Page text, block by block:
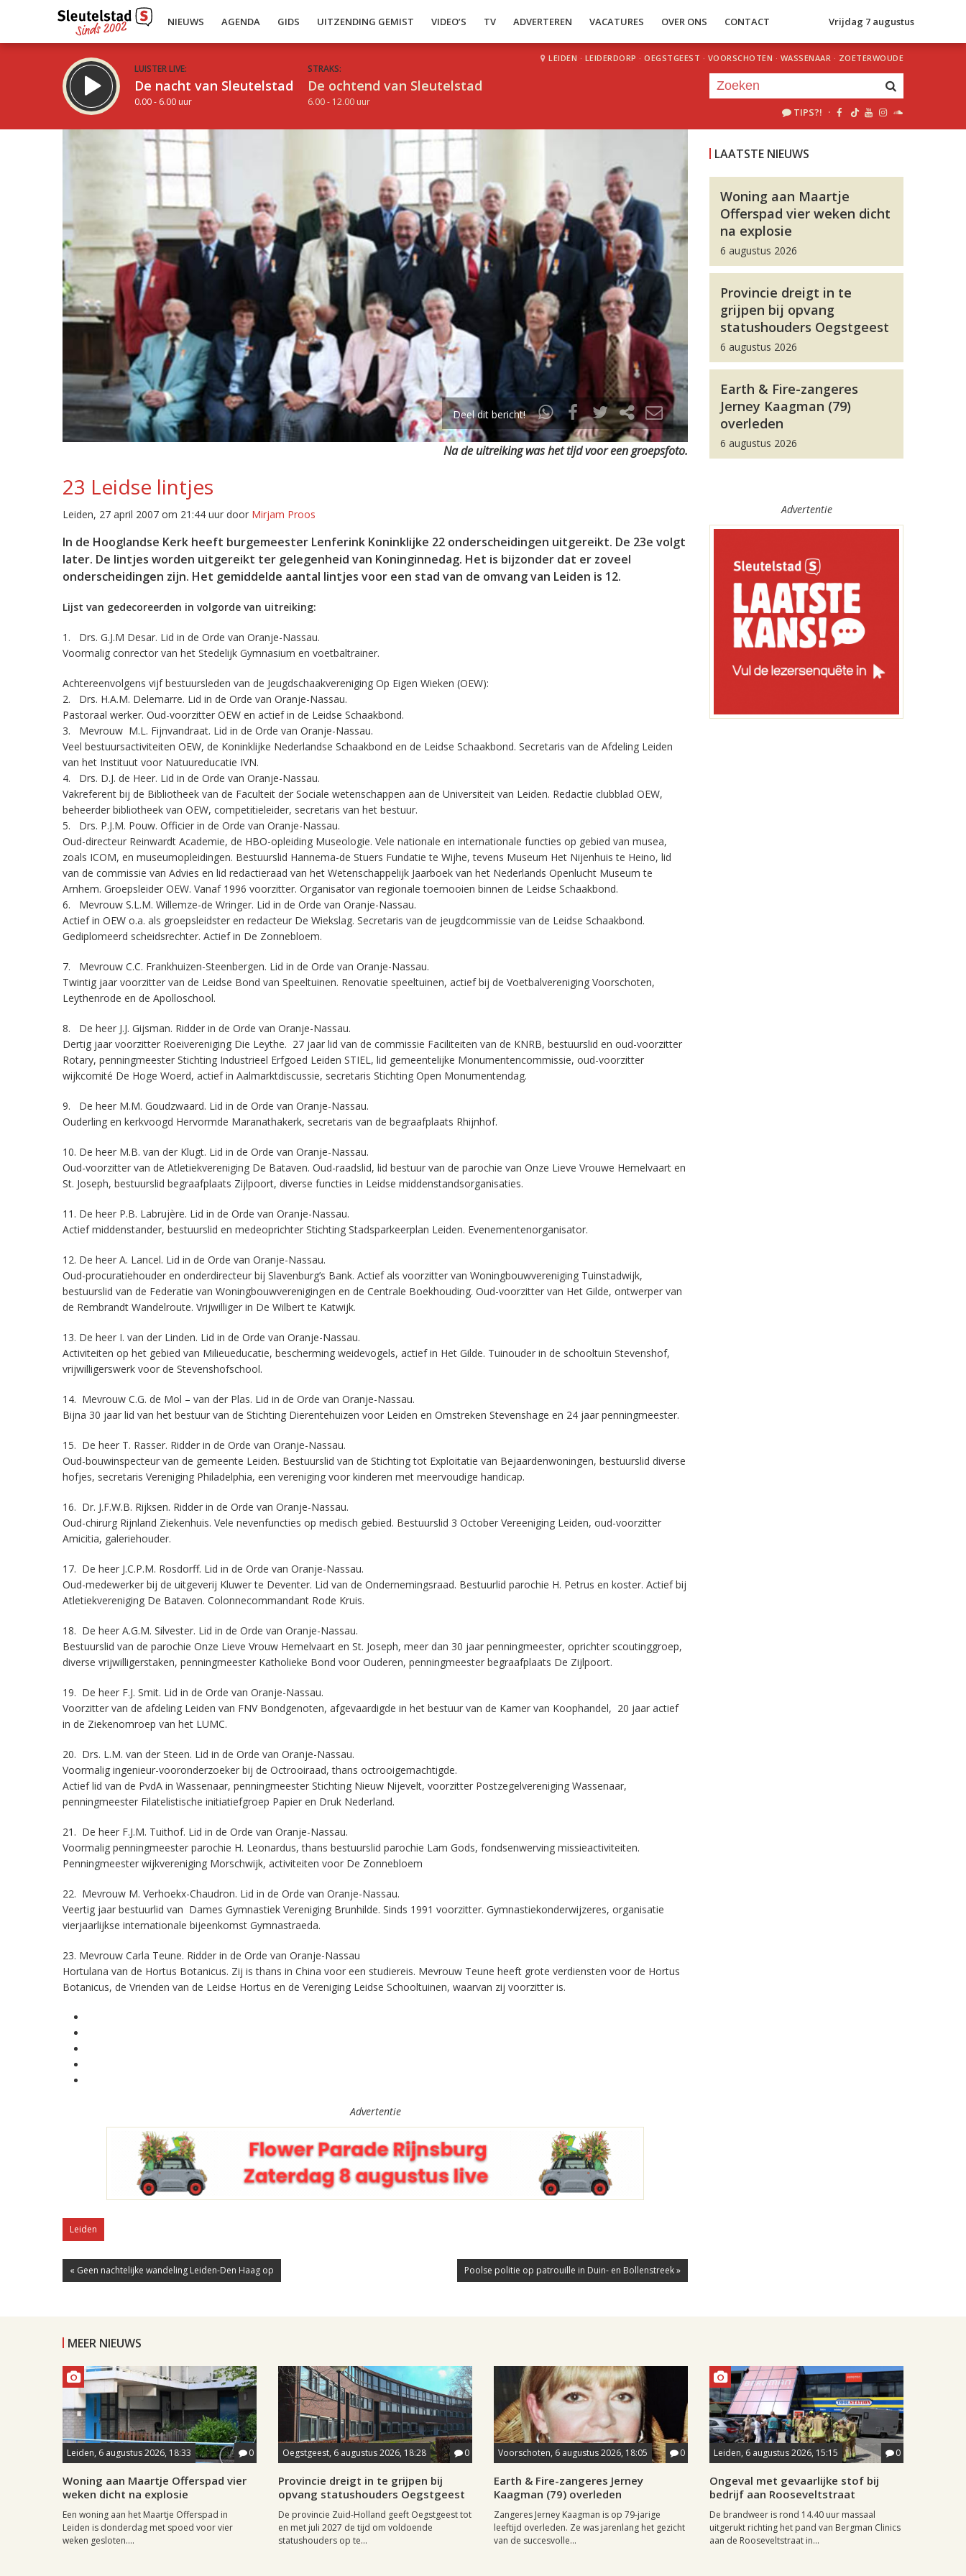
NIEUWS AGENDA GIDS UITZENDING GEMIST VIDEO’S TV ADVERTEREN VACATURES OVER ONS CONTACT Vrijdag 7 augustus
LUISTER LIVE:
De nacht van Sleutelstad
0.00 - 6.00 uur
STRAKS:
De ochtend van Sleutelstad
6.00 - 12.00 uur
LEIDEN · LEIDERDORP · OEGSTGEEST · VOORSCHOTEN · WASSENAAR · ZOETERWOUDE
TIPS?! ·
Deel dit bericht!
Na de uitreiking was het tijd voor een groepsfoto.
23 Leidse lintjes
Leiden, 27 april 2007 om 21:44 uur door Mirjam Proos
In de Hooglandse Kerk heeft burgemeester Lenferink Koninklijke 22 onderscheidingen uitgereikt. De 23e volgt
later. De lintjes worden uitgereikt ter gelegenheid van Koninginnedag. Het is bijzonder dat er zoveel
onderscheidingen zijn. Het gemiddelde aantal lintjes voor een stad van de omvang van Leiden is 12.
Lijst van gedecoreerden in volgorde van uitreiking:
1. Drs. G.J.M Desar. Lid in de Orde van Oranje-Nassau.
Voormalig conrector van het Stedelijk Gymnasium en voetbaltrainer.
Achtereenvolgens vijf bestuursleden van de Jeugdschaakvereniging Op Eigen Wieken (OEW):
2. Drs. H.A.M. Delemarre. Lid in de Orde van Oranje-Nassau.
Pastoraal werker. Oud-voorzitter OEW en actief in de Leidse Schaakbond.
3. Mevrouw M.L. Fijnvandraat. Lid in de Orde van Oranje-Nassau.
Veel bestuursactiviteiten OEW, de Koninklijke Nederlandse Schaakbond en de Leidse Schaakbond. Secretaris van de Afdeling Leiden
van het Instituut voor Natuureducatie IVN.
4. Drs. D.J. de Heer. Lid in de Orde van Oranje-Nassau.
Vakreferent bij de Bibliotheek van de Faculteit der Sociale wetenschappen aan de Universiteit van Leiden. Redactie clubblad OEW,
beheerder bibliotheek van OEW, competitieleider, secretaris van het bestuur.
5. Drs. P.J.M. Pouw. Officier in de Orde van Oranje-Nassau.
Oud-directeur Reinwardt Academie, de HBO-opleiding Museologie. Vele nationale en internationale functies op gebied van musea,
zoals ICOM, en museumopleidingen. Bestuurslid Hannema-de Stuers Fundatie te Wijhe, tevens Museum Het Nijenhuis te Heino, lid
van de commissie van Advies en lid redactieraad van het Wetenschappelijk Jaarboek van het Nederlands Openlucht Museum te
Arnhem. Groepsleider OEW. Vanaf 1996 voorzitter. Organisator van regionale toernooien binnen de Leidse Schaakbond.
6. Mevrouw S.L.M. Willemze-de Wringer. Lid in de Orde van Oranje-Nassau.
Actief in OEW o.a. als groepsleidster en redacteur De Wiekslag. Secretaris van de jeugdcommissie van de Leidse Schaakbond.
Gediplomeerd scheidsrechter. Actief in De Zonnebloem.
7. Mevrouw C.C. Frankhuizen-Steenbergen. Lid in de Orde van Oranje-Nassau.
Twintig jaar voorzitter van de Leidse Bond van Speeltuinen. Renovatie speeltuinen, actief bij de Voetbalvereniging Voorschoten,
Leythenrode en de Apolloschool.
8. De heer J.J. Gijsman. Ridder in de Orde van Oranje-Nassau.
Dertig jaar voorzitter Roeivereniging Die Leythe. 27 jaar lid van de commissie Faciliteiten van de KNRB, bestuurslid en oud-voorzitter
Rotary, penningmeester Stichting Industrieel Erfgoed Leiden STIEL, lid gemeentelijke Monumentencommissie, oud-voorzitter
wijkcomité De Hoge Woerd, actief in Aalmarktdiscussie, secretaris Stichting Open Monumentendag.
9. De heer M.M. Goudzwaard. Lid in de Orde van Oranje-Nassau.
Ouderling en kerkvoogd Hervormde Maranathakerk, secretaris van de begraafplaats Rhijnhof.
10. De heer M.B. van der Klugt. Lid in de Orde van Oranje-Nassau.
Oud-voorzitter van de Atletiekvereniging De Bataven. Oud-raadslid, lid bestuur van de parochie van Onze Lieve Vrouwe Hemelvaart en
St. Joseph, bestuurslid begraafplaats Zijlpoort, diverse functies in Leidse middenstandsorganisaties.
11. De heer P.B. Labrujère. Lid in de Orde van Oranje-Nassau.
Actief middenstander, bestuurslid en medeoprichter Stichting Stadsparkeerplan Leiden. Evenementenorganisator.
12. De heer A. Lancel. Lid in de Orde van Oranje-Nassau.
Oud-procuratiehouder en onderdirecteur bij Slavenburg’s Bank. Actief als voorzitter van Woningbouwvereniging Tuinstadwijk,
bestuurslid van de Federatie van Woningbouwverenigingen en de Centrale Boekhouding. Oud-voorzitter van Het Gilde, ontwerper van
de Rembrandt Wandelroute. Vrijwilliger in De Wilbert te Katwijk.
13. De heer I. van der Linden. Lid in de Orde van Oranje-Nassau.
Activiteiten op het gebied van Milieueducatie, bescherming weidevogels, actief in Het Gilde. Tuinouder in de schooltuin Stevenshof,
vrijwilligerswerk voor de Stevenshofschool.
14. Mevrouw C.G. de Mol – van der Plas. Lid in de Orde van Oranje-Nassau.
Bijna 30 jaar lid van het bestuur van de Stichting Dierentehuizen voor Leiden en Omstreken Stevenshage en 24 jaar penningmeester.
15. De heer T. Rasser. Ridder in de Orde van Oranje-Nassau.
Oud-bouwinspecteur van de gemeente Leiden. Bestuurslid van de Stichting tot Exploitatie van Bejaardenwoningen, bestuurslid diverse
hofjes, secretaris Vereniging Philadelphia, een vereniging voor kinderen met meervoudige handicap.
16. Dr. J.F.W.B. Rijksen. Ridder in de Orde van Oranje-Nassau.
Oud-chirurg Rijnland Ziekenhuis. Vele nevenfuncties op medisch gebied. Bestuurslid 3 October Vereeniging Leiden, oud-voorzitter
Amicitia, galeriehouder.
17. De heer J.C.P.M. Rosdorff. Lid in de Orde van Oranje-Nassau.
Oud-medewerker bij de uitgeverij Kluwer te Deventer. Lid van de Ondernemingsraad. Bestuurlid parochie H. Petrus en koster. Actief bij
Atletiekvereniging De Bataven. Colonnecommandant Rode Kruis.
18. De heer A.G.M. Silvester. Lid in de Orde van Oranje-Nassau.
Bestuurslid van de parochie Onze Lieve Vrouw Hemelvaart en St. Joseph, meer dan 30 jaar penningmeester, oprichter scoutinggroep,
diverse vrijwilligerstaken, penningmeester Katholieke Bond voor Ouderen, penningmeester begraafplaats De Zijlpoort.
19. De heer F.J. Smit. Lid in de Orde van Oranje-Nassau.
Voorzitter van de afdeling Leiden van FNV Bondgenoten, afgevaardigde in het bestuur van de Kamer van Koophandel, 20 jaar actief
in de Ziekenomroep van het LUMC.
20. Drs. L.M. van der Steen. Lid in de Orde van Oranje-Nassau.
Voormalig ingenieur-vooronderzoeker bij de Octrooiraad, thans octrooigemachtigde.
Actief lid van de PvdA in Wassenaar, penningmeester Stichting Nieuw Nijevelt, voorzitter Postzegelvereniging Wassenaar,
penningmeester Filatelistische initiatiefgroep Papier en Druk Nederland.
21. De heer F.J.M. Tuithof. Lid in de Orde van Oranje-Nassau.
Voormalig penningmeester parochie H. Leonardus, thans bestuurslid parochie Lam Gods, fondsenwerving missieactiviteiten.
Penningmeester wijkvereniging Morschwijk, activiteiten voor De Zonnebloem
22. Mevrouw M. Verhoekx-Chaudron. Lid in de Orde van Oranje-Nassau.
Veertig jaar bestuurlid van Dames Gymnastiek Vereniging Brunhilde. Sinds 1991 voorzitter. Gymnastiekonderwijzeres, organisatie
vierjaarlijkse internationale bijeenkomst Gymnastraeda.
23. Mevrouw Carla Teune. Ridder in de Orde van Oranje-Nassau
Hortulana van de Hortus Botanicus. Zij is thans in China voor een studiereis. Mevrouw Teune heeft grote verdiensten voor de Hortus
Botanicus, de Vrienden van de Leidse Hortus en de Vereniging Leidse Schooltuinen, waarvan zij voorzitter is.
Advertentie
Leiden
« Geen nachtelijke wandeling Leiden-Den Haag op Poolse politie op patrouille in Duin- en Bollenstreek »
LAATSTE NIEUWS
Woning aan Maartje
Offerspad vier weken dicht
na explosie
6 augustus 2026
Provincie dreigt in te
grijpen bij opvang
statushouders Oegstgeest
6 augustus 2026
Earth & Fire-zangeres
Jerney Kaagman (79)
overleden
6 augustus 2026
Advertentie
MEER NIEUWS
Leiden, 6 augustus 2026, 18:33 0
Woning aan Maartje Offerspad vier
weken dicht na explosie
Een woning aan het Maartje Offerspad in
Leiden is donderdag met spoed voor vier
weken gesloten....
Oegstgeest, 6 augustus 2026, 18:28 0
Provincie dreigt in te grijpen bij
opvang statushouders Oegstgeest
De provincie Zuid-Holland geeft Oegstgeest tot
en met juli 2027 de tijd om voldoende
statushouders op te...
Voorschoten, 6 augustus 2026, 18:05 0
Earth & Fire-zangeres Jerney
Kaagman (79) overleden
Zangeres Jerney Kaagman is op 79-jarige
leeftijd overleden. Ze was jarenlang het gezicht
van de succesvolle...
Leiden, 6 augustus 2026, 15:15 0
Ongeval met gevaarlijke stof bij
bedrijf aan Rooseveltstraat
De brandweer is rond 14.40 uur massaal
uitgerukt richting het pand van Bergman Clinics
aan de Rooseveltstraat in...